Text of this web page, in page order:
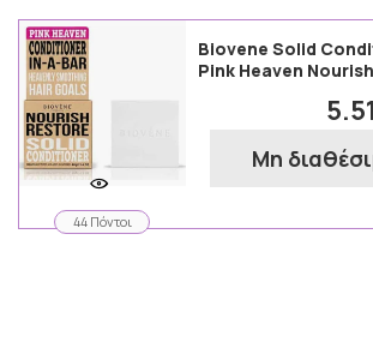
44 Πόντοι
Biovene Solid
Pink Heaven
Μη